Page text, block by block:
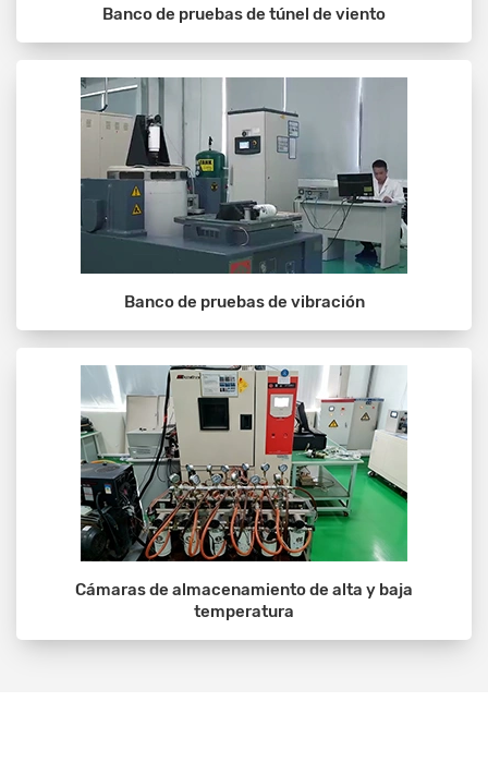
Banco de pruebas de túnel de viento
Banco de pruebas de vibración
Cámaras de almacenamiento de alta y baja
temperatura